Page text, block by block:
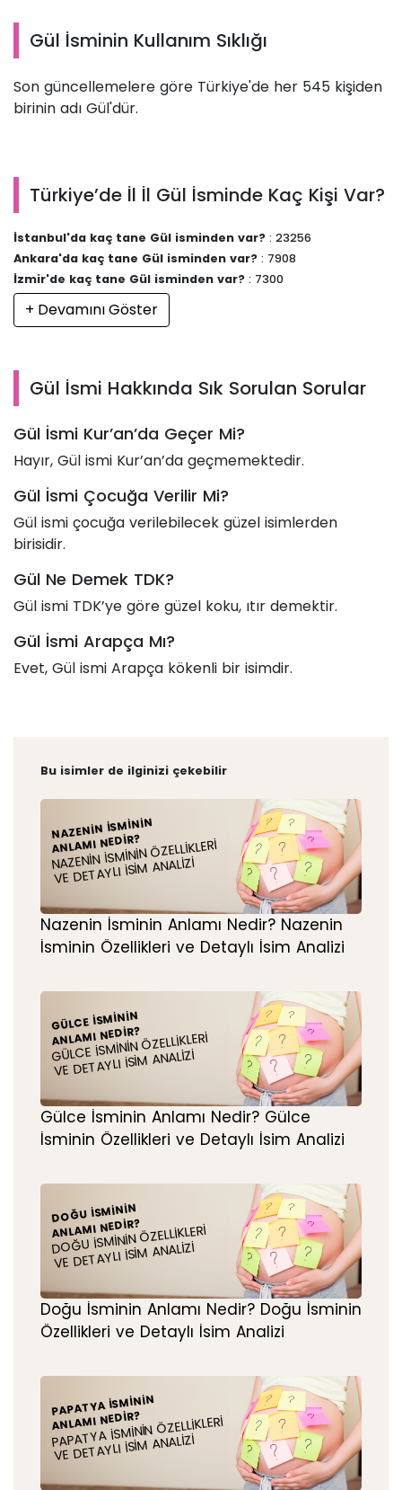
Gül İsminin Kullanım Sıklığı
Son güncellemelere göre Türkiye'de her 545 kişiden
birinin adı Gül'dür.
Türkiye’de İl İl Gül İsminde Kaç Kişi Var?
İstanbul'da kaç tane Gül isminden var? : 23256
Ankara'da kaç tane Gül isminden var? : 7908
İzmir'de kaç tane Gül isminden var? : 7300
+ Devamını Göster
Gül İsmi Hakkında Sık Sorulan Sorular
Gül İsmi Kur’an’da Geçer Mi?
Hayır, Gül ismi Kur’an’da geçmemektedir.
Gül İsmi Çocuğa Verilir Mi?
Gül ismi çocuğa verilebilecek güzel isimlerden
birisidir.
Gül Ne Demek TDK?
Gül ismi TDK’ye göre güzel koku, ıtır demektir.
Gül İsmi Arapça Mı?
Evet, Gül ismi Arapça kökenli bir isimdir.
Bu isimler de ilginizi çekebilir
NAZENIN İSMININ
ANLAMI NEDIR?
NAZENIN İSMININ ÖZELLIKLERI
VE DETAYLI İSIM ANALIZI
Nazenin İsminin Anlamı Nedir? Nazenin
İsminin Özellikleri ve Detaylı İsim Analizi
GÜLCE İSMININ
ANLAMI NEDIR?
GÜLCE İSMININ ÖZELLIKLERI
VE DETAYLI İSIM ANALIZI
Gülce İsminin Anlamı Nedir? Gülce
İsminin Özellikleri ve Detaylı İsim Analizi
DOĞU İSMININ
ANLAMI NEDIR?
DOĞU İSMININ ÖZELLIKLERI
VE DETAYLI İSIM ANALIZI
Doğu İsminin Anlamı Nedir? Doğu İsminin
Özellikleri ve Detaylı İsim Analizi
PAPATYA İSMININ
ANLAMI NEDIR?
PAPATYA İSMININ ÖZELLIKLERI
VE DETAYLI İSIM ANALIZI